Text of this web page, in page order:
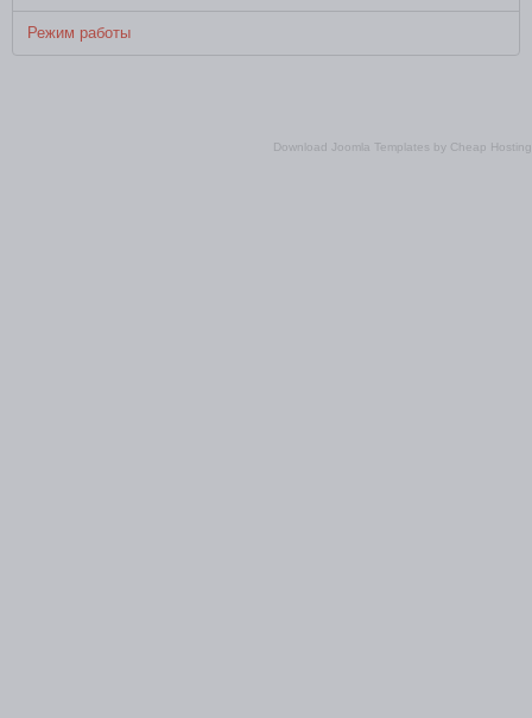
Download Joomla Templates by Cheap Hosting
Режим работы